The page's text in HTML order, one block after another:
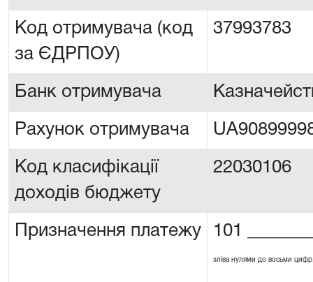
Код отримувача (код
за ЄДРПОУ)
37993783
Банк отримувача
Рахунок отримувача
Код класифікації
доходів бюджету
22030106
Призначення платежу 101
зліва нулями до восьми